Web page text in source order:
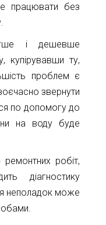
працювати без
і дешевше
купірувавши ту,
проблем є
звернути
по допомогу до
на воду буде
робіт,
діагностику
неполадок може